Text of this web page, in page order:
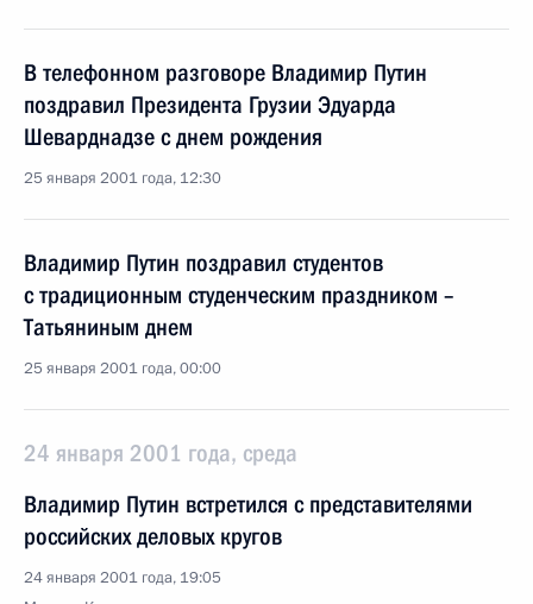
В телефонном разговоре Владимир Путин
поздравил Президента Грузии Эдуарда
Шеварднадзе с днем рождения
25 января 2001 года, 12:30
Владимир Путин поздравил студентов
с традиционным студенческим праздником –
Татьяниным днем
25 января 2001 года, 00:00
24 января 2001 года, среда
Владимир Путин встретился с представителями
российских деловых кругов
24 января 2001 года, 19:05